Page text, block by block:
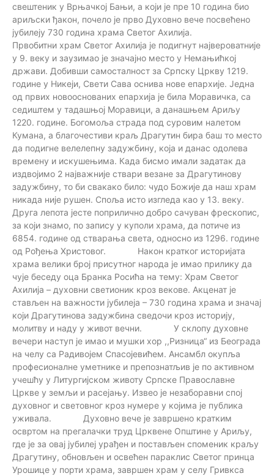
свештеник у Врњачкој Бањи, а који је пре 10 година био
ариљски ђакон, почело је прво Духовно вече посвећено
јубилеју 730 година храма Светог Ахилија.
Првобитни храм Светог Ахилија је подигнут највероватније
у 9. веку и заузимао је значајно место у Немањићкој
држави. Добивши самосталност за Српску Цркву 1219.
године у Никеји, Свети Сава оснива нове епархије. Једна
од првих новооснованих епархија је била Моравичка, са
седиштем у тадашњој Моравици, а данашњем Ариљу
1220. године. Богомоља страда под суровим налетом
Кумана, а благочестиви краљ Драгутин бира баш то место
да подигне велелепну задужбину, која и данас одолева
времену и искушењима. Када бисмо имали задатак да
издвојимо 2 најважније ствари везане за Драгутинову
задужбину, то би свакако било: чудо Божије да наш храм
никада није рушен. Споља исто изгледа као у 13. веку.
Друга лепота јесте поприлично добро сачуван фрескопис,
за који знамо, по запису у куполи храма, да потиче из
6854. године од стварања света, односно из 1296. године
од Рођења Христовог. Након кратког историјата
храма велики број присутног народа је имаo прилику да
чује беседу оца Бранка Росића на тему: Храм Светог
Ахилија – духовни светионик кроз векове. Акценат је
стављен на важности јубилеја – 730 година храма и значај
који Драгутинова задужбина сведочи кроз историју,
молитву и наду у живот вечни. У склопу духовне
вечери наступ је имао и мушки хор ,,Ризница“ из Београда
на челу са Радивојем Спасојевићем. Ансамбл окупља
професионалне уметнике и препознатљив је по активном
учешћу у Литургијском животу Српске Православне
Цркве у земљи и расејању. Извео је незаборавни спој
духовног и световног кроз нумере у којима је публика
уживала. Духовно вече је завршено кратким
освртом на прегалачки труд Црквене Општине у Ариљу,
где је за овај јубилеј урађен и постављен споменик краљу
Драгутину, обновљен и освећен параклис Светог принца
Урошице у порти храма, завршен храм у селу Гривкса